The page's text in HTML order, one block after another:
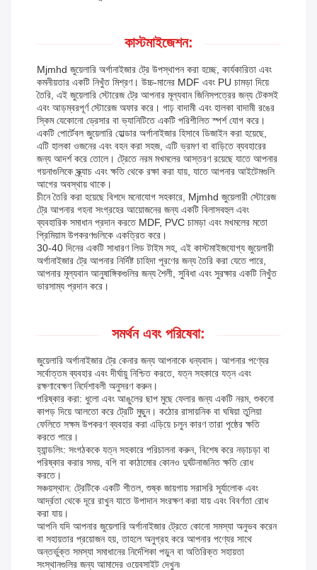
কাস্টমাইজেশন:
Mjmhd জুয়েলারি অর্গানাইজার ট্রে উপস্থাপন করা হচ্ছে, কার্যকারিতা এবং
কমনীয়তার একটি নিখুঁত মিশ্রণ। উচ্চ-মানের MDF এবং PU চামড়া দিয়ে
তৈরি, এই জুয়েলারি স্টোরেজ ট্রে আপনার মূল্যবান জিনিসপত্রের জন্য টেকসই
এবং আড়ম্বরপূর্ণ স্টোরেজ অফার করে। গাঢ় বাদামী এবং হালকা বাদামী রঙের
স্কিম যেকোনো ড্রেসার বা ভ্যানিটিতে একটি পরিশীলিত স্পর্শ যোগ করে।
একটি পোর্টেবল জুয়েলারি হোল্ডার অর্গানাইজার হিসাবে ডিজাইন করা হয়েছে,
এটি হালকা ওজনের এবং বহন করা সহজ, এটি ভ্রমণ বা বাড়িতে ব্যবহারের
জন্য আদর্শ করে তোলে। ট্রেতে নরম মখমলের আস্তরণ রয়েছে যাতে আপনার
গয়নাগুলিকে স্ক্র্যাচ এবং ক্ষতি থেকে রক্ষা করা যায়, যাতে আপনার আইটেমগুলি
আগের অবস্থায় থাকে।
চীনে তৈরি করা হয়েছে বিশদে মনোযোগ সহকারে, Mjmhd জুয়েলারী স্টোরেজ
ট্রে আপনার গহনা সংগ্রহের আয়োজনের জন্য একটি বিলাসবহুল এবং
ব্যবহারিক সমাধান প্রদান করতে MDF, PVC চামড়া এবং মখমলের মতো
প্রিমিয়াম উপকরণগুলিকে একত্রিত করে।
30-40 দিনের একটি সাধারণ লিড টাইম সহ, এই কাস্টমাইজযোগ্য জুয়েলারী
অর্গানাইজার ট্রে আপনার নির্দিষ্ট চাহিদা পূরণের জন্য তৈরি করা যেতে পারে,
আপনার মূল্যবান আনুষাঙ্গিকগুলির জন্য শৈলী, সুবিধা এবং সুরক্ষার একটি নিখুঁত
ভারসাম্য প্রদান করে।
সমর্থন এবং পরিষেবা:
জুয়েলারি অর্গানাইজার ট্রে কেনার জন্য আপনাকে ধন্যবাদ। আপনার পণ্যের
সর্বোত্তম ব্যবহার এবং দীর্ঘায়ু নিশ্চিত করতে, যত্ন সহকারে যত্ন এবং
রক্ষণাবেক্ষণ নির্দেশাবলী অনুসরণ করুন।
পরিষ্কার করা: ধুলো এবং আঙুলের ছাপ মুছে ফেলার জন্য একটি নরম, শুকনো
কাপড় দিয়ে আলতো করে ট্রেটি মুছুন। কঠোর রাসায়নিক বা ঘষিয়া তুলিয়া
ফেলিতে সক্ষম উপকরণ ব্যবহার করা এড়িয়ে চলুন কারণ তারা পৃষ্ঠের ক্ষতি
করতে পারে।
হ্যান্ডলিং: সংগঠককে যত্ন সহকারে পরিচালনা করুন, বিশেষ করে নড়াচড়া বা
পরিষ্কার করার সময়, বগি বা কাঠামোর কোনও দুর্ঘটনাজনিত ক্ষতি রোধ
করতে।
সঞ্চয়স্থান: ট্রেটিকে একটি শীতল, শুষ্ক জায়গায় সরাসরি সূর্যালোক এবং
আর্দ্রতা থেকে দূরে রাখুন যাতে উপাদান সংরক্ষণ করা যায় এবং বিবর্ণতা রোধ
করা যায়।
আপনি যদি আপনার জুয়েলারি অর্গানাইজার ট্রেতে কোনো সমস্যা অনুভব করেন
বা সহায়তার প্রয়োজন হয়, তাহলে অনুগ্রহ করে আপনার পণ্যের সাথে
অন্তর্ভুক্ত সমস্যা সমাধানের নির্দেশিকা পড়ুন বা অতিরিক্ত সহায়তা
সংস্থানগুলির জন্য আমাদের ওয়েবসাইট দেখুন৷